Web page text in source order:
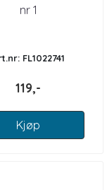
nr 1
FL1022741
119,-
Kjøp